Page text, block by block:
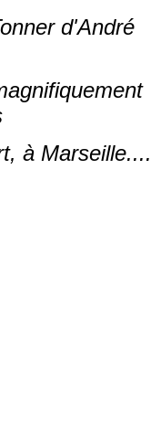
d'André
à Marseille....